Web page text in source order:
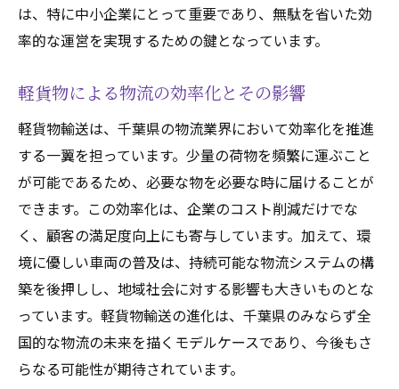
は、特に中小企業にとって重要であり、無駄を省いた効
率的な運営を実現するための鍵となっています。
軽貨物による物流の効率化とその影響
軽貨物輸送は、千葉県の物流業界において効率化を推進
する一翼を担っています。少量の荷物を頻繁に運ぶこと
が可能であるため、必要な物を必要な時に届けることが
できます。この効率化は、企業のコスト削減だけでな
く、顧客の満足度向上にも寄与しています。加えて、環
境に優しい車両の普及は、持続可能な物流システムの構
築を後押しし、地域社会に対する影響も大きいものとな
っています。軽貨物輸送の進化は、千葉県のみならず全
国的な物流の未来を描くモデルケースであり、今後もさ
らなる可能性が期待されています。